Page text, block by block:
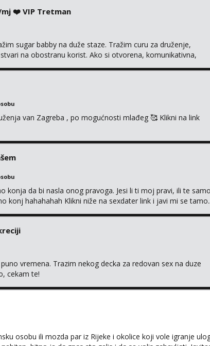
mj ❤️ VIP Tretman
sugar babby na duže staze. Tražim curu za druženje,
na obostranu korist. Ako si otvorena, komunikativna,
van Zagreba , po mogućnosti mlađeg 🥰 Klikni na link
konja da bi nasla onog pravoga. Jesi li ti moj pravi, ili te samo
konj hahahahah Klikni niže na sexdater link i javi mi se
vremena. Trazim nekog decka za redovan sex na duze
cekam te!
osobu ili mozda par iz Rijeke i okolice koji vole igranje